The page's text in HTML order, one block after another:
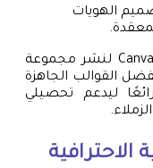
الهويات
على سبيل المثال، استخدمت برنامج Canva لنشر مجموعة
القوالب الجاهزة
ليدعم تحصيلي
الاحترافية